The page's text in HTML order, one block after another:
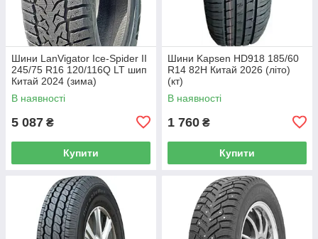
Шини LanVigator Ice-Spider II
245/75 R16 120/116Q LT шип
Китай 2024 (зима)
В наявності
5 087 ₴
Купити
Шини Kapsen HD918 185/60
R14 82H Китай 2026 (літо)
(кт)
В наявності
1 760 ₴
Купити